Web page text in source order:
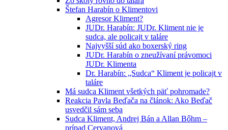
Štefan Harabín o Klimentovi
Agresor Kliment?
JUDr. Harabín: JUDr. Kliment nie je
sudca, ale policajt v taláre
Najvyšší súd ako boxerský ring
JUDr. Harabín o zneužívaní právomoci
JUDr. Klimenta
Dr. Harabín: „Sudca“ Kliment je policajt v
taláre
Má sudca Kliment všetkých päť pohromade?
Reakcia Pavla Beďača na článok: Ako Beďač
usvedčil sám seba
Sudca Kliment, Andrej Bán a Allan Bőhm –
prípad Cervanová